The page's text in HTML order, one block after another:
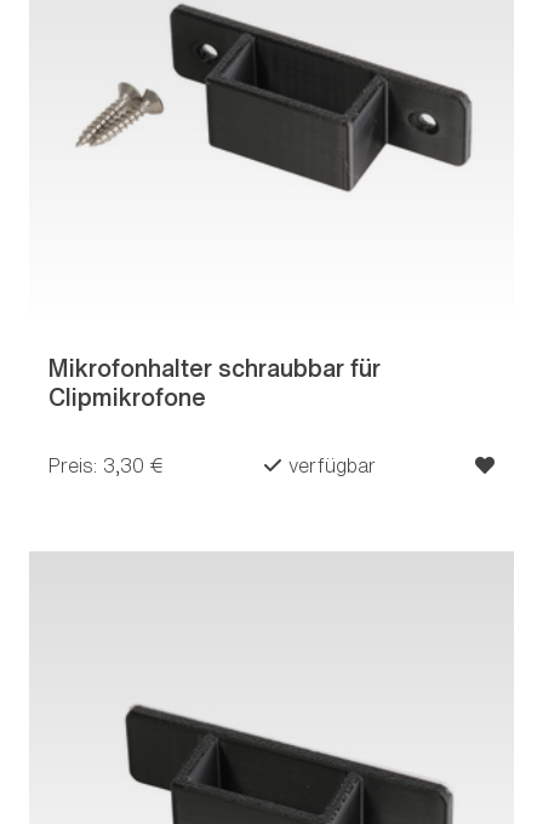
Mikrofonhalter schraubbar für
Clipmikrofone
Preis: 3,30 € verfügbar